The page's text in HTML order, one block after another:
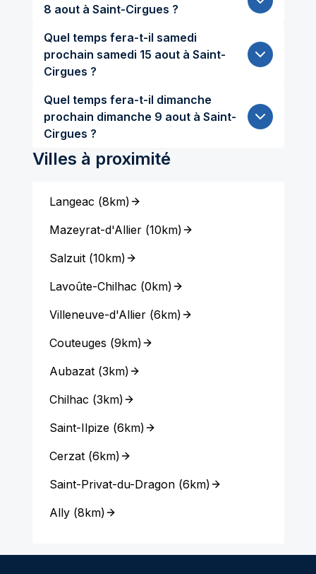
8 aout à Saint-Cirgues ?
Quel temps fera-t-il samedi
prochain samedi 15 aout à Saint-
Cirgues ?
Quel temps fera-t-il dimanche
prochain dimanche 9 aout à Saint-
Cirgues ?
Villes à proximité
Langeac (8km)
Mazeyrat-d'Allier(10km)
Salzuit(10km)
Lavoûte-Chilhac (0km)
Villeneuve-d'Allier(6km)
Couteuges (9km)
Aubazat(3km)
Chilhac (3km)
Saint-Ilpize(6km)
Cerzat(6km)
Saint-Privat-du-Dragon(6km)
Ally(8km)